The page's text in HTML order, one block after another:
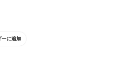
に追加